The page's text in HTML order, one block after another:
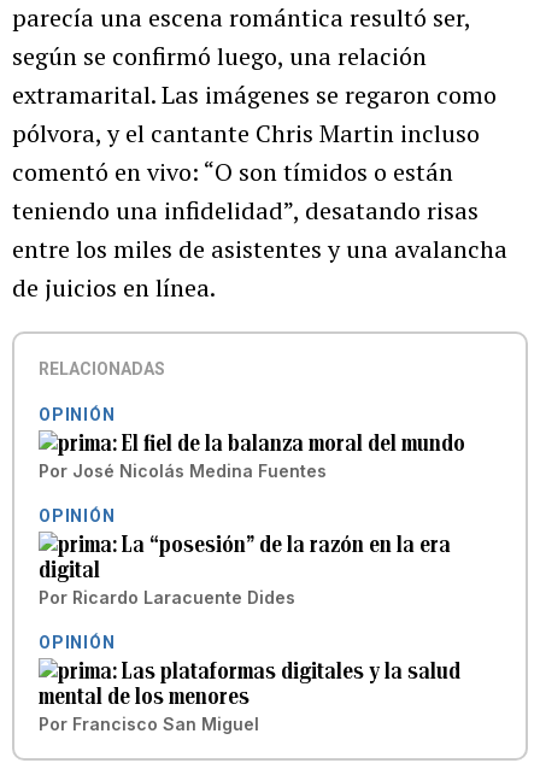
parecía una escena romántica resultó ser,
según se confirmó luego, una relación
extramarital. Las imágenes se regaron como
pólvora, y el cantante Chris Martin incluso
comentó en vivo: “O son tímidos o están
teniendo una infidelidad”, desatando risas
entre los miles de asistentes y una avalancha
de juicios en línea.
RELACIONADAS
OPINIÓN
El fiel de la balanza moral del mundo
Por José Nicolás Medina Fuentes
OPINIÓN
La “posesión” de la razón en la era
digital
Por Ricardo Laracuente Dides
OPINIÓN
Las plataformas digitales y la salud
mental de los menores
Por Francisco San Miguel